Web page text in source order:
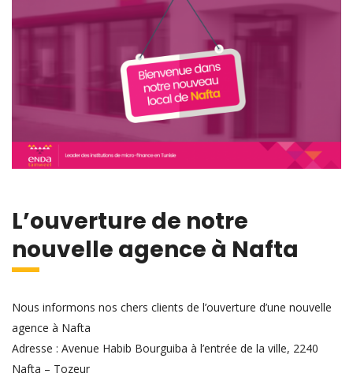
L’ouverture de notre
nouvelle agence à Nafta
Nous informons nos chers clients de l’ouverture d’une nouvelle
agence à Nafta
Adresse : Avenue Habib Bourguiba à l’entrée de la ville, 2240
Nafta – Tozeur